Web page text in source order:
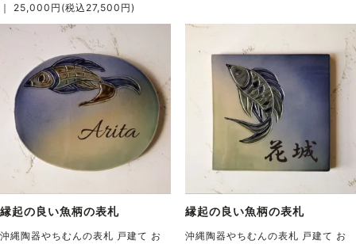
｜ 25,000円(税込27,500円)
縁起の良い魚柄の表札
沖縄陶器やちむんの表札 戸建て お
縁起の良い魚柄の表札
沖縄陶器やちむんの表札 戸建て お